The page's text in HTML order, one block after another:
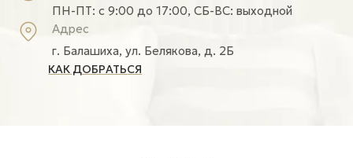
ПН-ПТ: c 9:00 до 17:00, СБ-ВС: выходной
Адрес
г. Балашиха, ул. Белякова, д. 2Б
КАК ДОБРАТЬСЯ